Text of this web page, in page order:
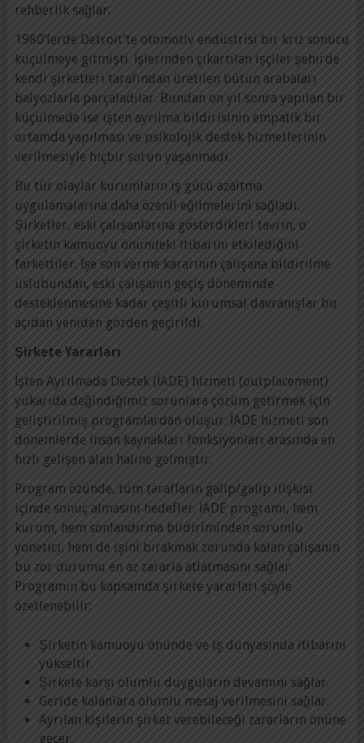
rehberlik sağlar.
1980’lerde Detroit’te otomotiv endüstrisi bir kriz sonucu
küçülmeye gitmişti. İşlerinden çıkartılan işçiler şehirde
kendi şirketleri tarafından üretilen bütün arabaları
balyozlarla parçaladılar. Bundan on yıl sonra yapılan bir
küçülmede ise işten ayrılma bildirisinin empatik bir
ortamda yapılması ve psikolojik destek hizmetlerinin
verilmesiyle hiçbir sorun yaşanmadı.
Bu tür olaylar kurumların iş gücü azaltma
uygulamalarına daha özenli eğilmelerini sağladı.
Şirketler, eski çalışanlarına gösterdikleri tavrın, o
şirketin kamuoyu önündeki itibarını etkilediğini
farkettiler. İşe son verme kararının çalışana bildirilme
üslubundan, eski çalışanın geçiş döneminde
desteklenmesine kadar çeşitli kurumsal davranışlar bu
açıdan yeniden gözden geçirildi.
Şirkete Yararları
İşten Ayrılmada Destek (İADE) hizmeti (outplacement)
yukarıda değindiğimiz sorunlara çözüm getirmek için
geliştirilmiş programlardan oluşur. İADE hizmeti son
dönemlerde insan kaynakları fonksiyonları arasında en
hızlı gelişen alan haline gelmiştir.
Program özünde, tüm tarafların galip/galip ilişkisi
içinde sonuç almasını hedefler. İADE programı, hem
kurum, hem sonlandırma bildiriminden sorumlu
yönetici, hem de işini bırakmak zorunda kalan çalışanın
bu zor durumu en az zararla atlatmasını sağlar.
Programın bu kapsamda şirkete yararları şöyle
özetlenebilir:
Şirketin kamuoyu önünde ve iş dünyasında itibarını
yükseltir.
Şirkete karşı olumlu duyguların devamını sağlar.
Geride kalanlara olumlu mesaj verilmesini sağlar.
Ayrılan kişilerin şirket verebileceği zararların önüne
geçer.